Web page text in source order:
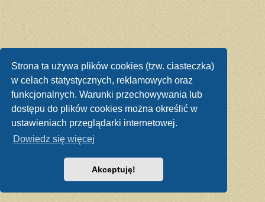
Strona ta używa plików cookies (tzw. ciasteczka)
w celach statystycznych, reklamowych oraz
funkcjonalnych. Warunki przechowywania lub
dostępu do plików cookies można określić w
ustawieniach przeglądarki internetowej.
Dowiedz się więcej
Akceptuję!